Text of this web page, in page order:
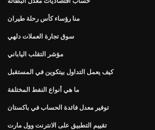
منا رؤساء كأس رحلة طيران
سوق تجارة العملات دلهي
مؤشر التقلب الياباني
كيف يعمل التداول بيتكوين في المستقبل
ما هي أنواع النفط المختلفة
توفير معدل فائدة الحساب في باكستان
تقييم التطبيق على الانترنت وول مارت